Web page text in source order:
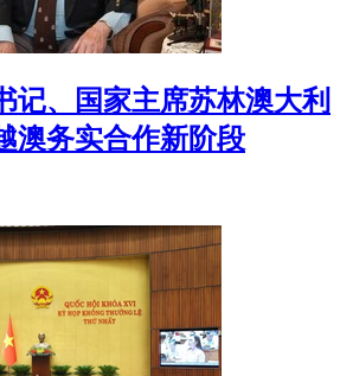
记、国家主席苏林澳大利
澳务实合作新阶段